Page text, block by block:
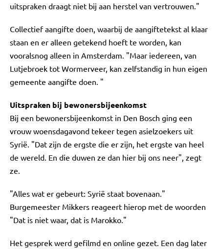
uitspraken draagt niet bij aan herstel van vertrouwen."
Collectief aangifte doen, waarbij de aangiftetekst al klaar
staan en er alleen getekend hoeft te worden, kan
vooralsnog alleen in Amsterdam. "Maar iedereen, van
Lutjebroek tot Wormerveer, kan zelfstandig in hun eigen
gemeente aangifte doen. "
Uitspraken bij bewonersbijeenkomst
Bij een bewonersbijeenkomst in Den Bosch ging een
vrouw woensdagavond tekeer tegen asielzoekers uit
Syrië. "Dat zijn de ergste die er zijn, het ergste van heel
de wereld. En die duwen ze dan hier bij ons neer", zegt
ze.
"Alles wat er gebeurt: Syrië staat bovenaan."
Burgemeester Mikkers reageert hierop met de woorden
"Dat is niet waar, dat is Marokko."
Het gesprek werd gefilmd en online gezet. Een dag later